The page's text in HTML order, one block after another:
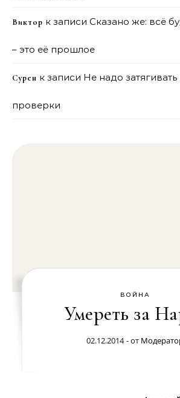
Виктор к записи Сказано же: всё
– это её прошлое
Сурен к записи Не надо
проверки
ВОЙНА
Умереть за
02.12.2014 - от